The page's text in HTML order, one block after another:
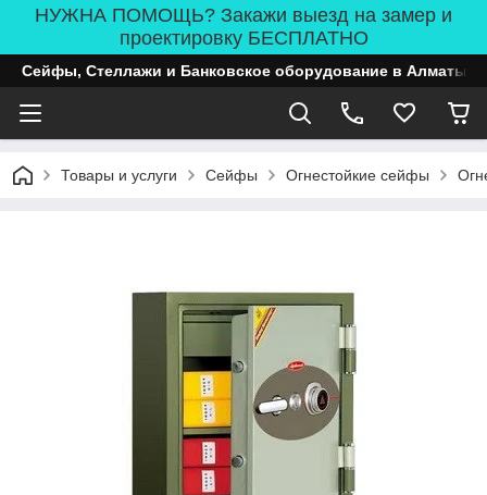
НУЖНА ПОМОЩЬ? Закажи выезд на замер и
проектировку БЕСПЛАТНО
Сейфы, Стеллажи и Банковское оборудование в Алматы
Товары и услуги Сейфы Огнестойкие сейфы